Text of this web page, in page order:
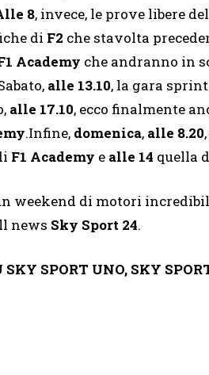
8, invece, le prove libere
di F2 che stavolta
Academy che andranno in
alle 13.10, la gara
alle 17.10, ecco finalmente
.Infine, domenica, alle 8.20
F1 Academy e alle 14 quella
weekend di motori
news Sky Sport 24.
SPORT UNO, SKY